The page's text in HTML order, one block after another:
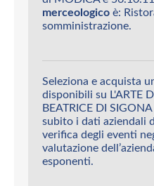
merceologico è:
somministrazione.
Seleziona e acquista
disponibili su L'ARTE
BEATRICE DI
subito i dati aziendali
verifica degli eventi
valutazione
esponenti.